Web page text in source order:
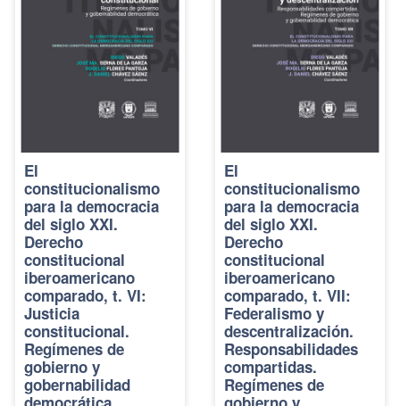
El
constitucionalismo
para la democracia
del siglo XXI.
Derecho
constitucional
iberoamericano
comparado, t. VI:
Justicia
constitucional.
Regímenes de
gobierno y
gobernabilidad
El
constitucionalismo
para la democracia
del siglo XXI.
Derecho
constitucional
iberoamericano
comparado, t. VII:
Federalismo y
descentralización.
Responsabilidades
compartidas.
Regímenes de